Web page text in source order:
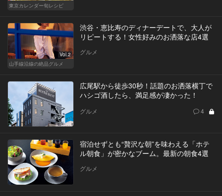
東京カレンダー旬レシピ
Vol.2
山手線沿線の絶品グルメ
渋谷・恵比寿のディナーデートで、大人が
リピートする！女性好みのお洒落な店4選
グルメ
広尾駅から徒歩30秒！話題のお洒落横丁で
ハシゴ酒したら、満足感が凄かった！
グルメ 4
宿泊せずとも“贅沢な朝”を味わえる「ホテ
ル朝食」が密かなブーム。最新の朝食4選
グルメ